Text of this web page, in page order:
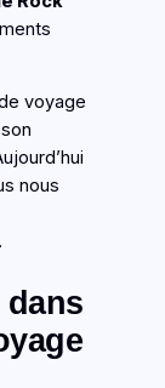
voyage
nous